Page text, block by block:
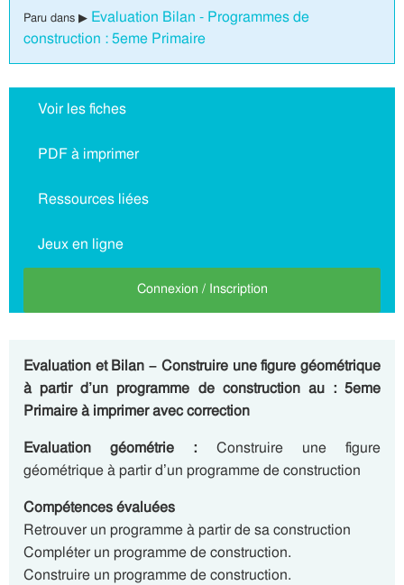
Paru dans ▶ Evaluation Bilan - Programmes de
construction : 5eme Primaire
Voir les fiches
PDF à imprimer
Ressources liées
Jeux en ligne
Connexion / Inscription
Evaluation et Bilan – Construire une figure géométrique
à partir d’un programme de construction au : 5eme
Primaire à imprimer avec correction
Evaluation géométrie : Construire une figure
géométrique à partir d’un programme de construction
Compétences évaluées
Retrouver un programme à partir de sa construction
Compléter un programme de construction.
Construire un programme de construction.